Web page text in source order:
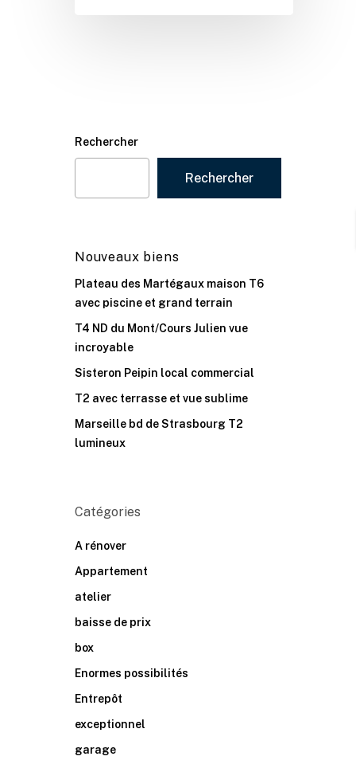
Rechercher
Rechercher
Nouveaux biens
Plateau des Martégaux maison T6
avec piscine et grand terrain
T4 ND du Mont/Cours Julien vue
incroyable
Sisteron Peipin local commercial
T2 avec terrasse et vue sublime
Marseille bd de Strasbourg T2
lumineux
Catégories
A rénover
Appartement
atelier
baisse de prix
box
Enormes possibilités
Entrepôt
exceptionnel
garage